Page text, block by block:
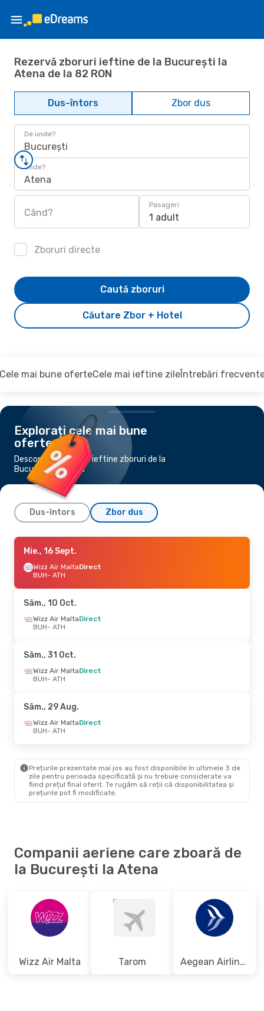
Rezervă zboruri ieftine de la București la
Atena de la 82 RON
Dus-întors Zbor dus
De unde?
București
Unde?
Atena
Când?
Pasageri
1 adult
Zboruri directe
Căutare Zbor + Hotel
Caută zboruri
mai bune oferteCele mai ieftine zileÎntrebări
Explorați cele mai bune
oferte
Descoperiți cele mai ieftine zboruri de la
București la Atena
Dus-întors Zbor dus
Mie., 23 Sept.
Wizz Air MaltaDirect
BUH- ATH
ATH- BUH
Dum., 4 Oct.- Mie., 7 Oct.
Wizz Air Malta
ATH - BUH
Wizz Air Malta
BUH - ATH
Wizz Air MaltaDirect
ATH- BUH
Sâm., 12 Sept.- Mar., 15 Sept.
Wizz Air MaltaDirect
BUH- ATH
Wizz Air MaltaDirect
ATH- BUH
Mie., 16 Sept.
Wizz Air MaltaDirect
BUH- ATH
Sâm., 10 Oct.
Wizz Air MaltaDirect
BUH- ATH
Sâm., 31 Oct.
Wizz Air MaltaDirect
BUH- ATH
Sâm., 29 Aug.
Wizz Air MaltaDirect
BUH- ATH
Prețurile prezentate mai jos au fost disponibile în ultimele 3 de
zile pentru perioada specificată și nu trebuie considerate va
fiind prețul final oferit. Te rugăm să reții că disponibilitatea și
prețurile pot fi modificate.
Companii aeriene care zboară de
la București la Atena
Wizz Air Malta Tarom Aegean Airlines